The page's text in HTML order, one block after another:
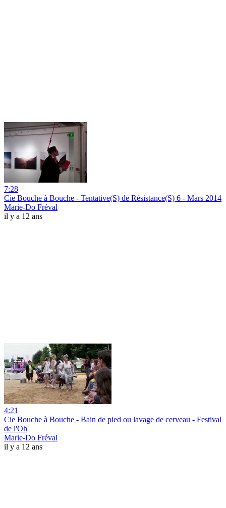
7:28
Cie Bouche à Bouche - Tentative(S) de Résistance(S) 6 - Mars 2014
Marie-Do Fréval
il y a 12 ans
4:21
Cie Bouche à Bouche - Bain de pied ou lavage de cerveau - Festival
de l'Oh
Marie-Do Fréval
il y a 12 ans